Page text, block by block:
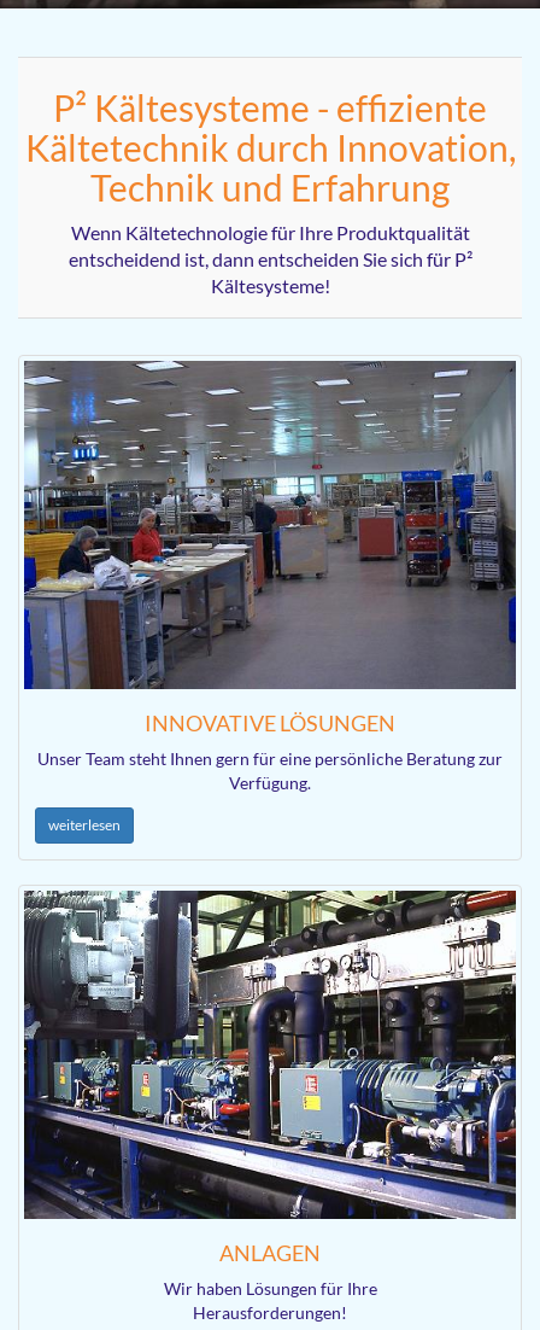
P² Kältesysteme - effiziente
Kältetechnik durch Innovation,
Technik und Erfahrung
Wenn Kältetechnologie für Ihre Produktqualität
entscheidend ist, dann entscheiden Sie sich für P²
Kältesysteme!
INNOVATIVE LÖSUNGEN
Unser Team steht Ihnen gern für eine persönliche Beratung zur
Verfügung.
weiterlesen
ANLAGEN
Wir haben Lösungen für Ihre
Herausforderungen!